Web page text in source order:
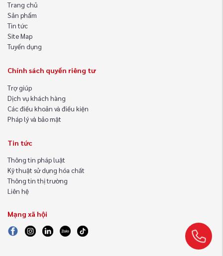
Trang chủ
Sản phẩm
Tin tức
Site Map
Tuyển dụng
Chính sách quyền riêng tư
Trợ giúp
Dịch vụ khách hàng
Các điều khoản và điều kiện
Pháp lý và bảo mật
Tin tức
Thông tin pháp luật
Kỹ thuật sử dụng hóa chất
Thông tin thị trường
Liên hệ
Mạng xã hội